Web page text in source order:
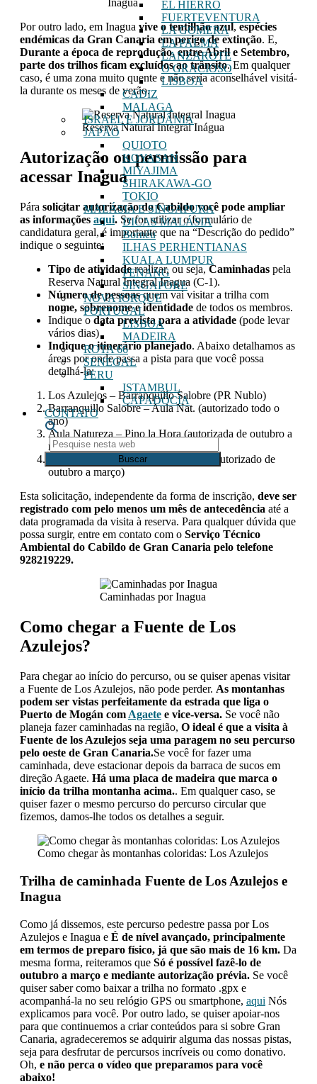
EL HIERRO
FUERTEVENTURA
LA GOMERA
LA PALMA
LANZAROTE
O GRACIOSO
LISBOA
CADIZ
MALAGA
ISRAEL E JORDÂNIA
JAPÃO
QUIOTO
KOYASAN
MIYAJIMA
SHIRAKAWA-GO
TOKIO
MALÁSIA E SINGAPURA
DICAS MALÁSIA
Bornéu
ILHAS PERHENTIANAS
KUALA LUMPUR
PENANG
SINGAPORE
NOVA IORQUE
PORTUGAL
LISBOA
MADEIRA
ROTA 66
SENEGAL
PERU
ISTAMBUL
CAPADÓCIA
CONTATO
Pesquise
nesta
web
Inagua
Por outro lado, em Inagua vive o tentilhão azul,espécies
endémicas da Gran Canaria em perigo de extinção. E,
Durante a época de reprodução, entre Abril e Setembro,
parte dos trilhos ficam excluídos ao trânsito. Em qualquer
caso, é uma zona muito quente e não seria aconselhável visitá-
la durante os meses de verão.
Reserva Natural Integral Inágua
Autorização ou permissão para
acessar Inagua
Pára solicitar autorização do Cabildo você pode ampliar
as informações aqui. Se for utilizar o formulário de
candidatura geral, é importante que na “Descrição do pedido”
indique o seguinte:
Tipo de atividaderealizar, ou seja,Caminhadas pela
Reserva Natural Integral Inagua (C-1).
Número de pessoasquem vai visitar a trilha com
nome, sobrenome e identidade de todos os membros.
Indique odata prevista para a atividade (pode levar
vários dias)
Indique o itinerário planejado. Abaixo detalhamos as
áreas por onde passa a pista para que você possa
detalhá-la:
Los Azulejos – Barranquillo Salobre (PR Nublo)
Barranquillo Salobre – Aula Nat. (autorizado todo o
ano)
Aula Natureza – Pino la Hora (autorizada de outubro a
março)
Pino la Hora – Barranquillo Salobre (autorizado de
outubro a março)
Esta solicitação, independente da forma de inscrição, deve ser
registrado com pelo menos um mês de antecedência até a
data programada da visita à reserva. Para qualquer dúvida que
possa surgir, entre em contato com o Serviço Técnico
Ambiental do Cabildo de Gran Canaria pelo telefone
928219229.
Caminhadas por Inagua
Como chegar a Fuente de Los
Azulejos?
Para chegar ao início do percurso, ou se quiser apenas visitar
a Fuente de Los Azulejos, não pode perder. As montanhas
podem ser vistas perfeitamente da estrada que liga o
Puerto de Mogán com Agaete e vice-versa. Se você não
planeja fazer caminhadas na região, O ideal é que a visita à
Fuente de los Azulejos seja uma paragem no seu percurso
pelo oeste de Gran Canaria.Se você for fazer uma
caminhada, deve estacionar depois da barraca de sucos em
direção Agaete. Há uma placa de madeira que marca o
início da trilha montanha acima.. Em qualquer caso, se
quiser fazer o mesmo percurso do percurso circular que
fizemos, damos-lhe todos os detalhes a seguir.
Como chegar às montanhas coloridas: Los Azulejos
Trilha de caminhada Fuente de Los Azulejos e
Inagua
Como já dissemos, este percurso pedestre passa por Los
Azulejos e Inagua e É de nível avançado, principalmente
em termos de preparo físico, já que são mais de 16 km. Da
mesma forma, reiteramos que Só é possível fazê-lo de
outubro a março e mediante autorização prévia. Se você
quiser saber como baixar a trilha no formato .gpx e
acompanhá-la no seu relógio GPS ou smartphone, aqui Nós
explicamos para você. Por outro lado, se quiser apoiar-nos
para que continuemos a criar conteúdos para si sobre Gran
Canaria, agradeceremos se adquirir alguma das nossas pistas,
seja para desfrutar de percursos incríveis ou como donativo.
Oh, e não perca o vídeo que preparamos para você
abaixo!